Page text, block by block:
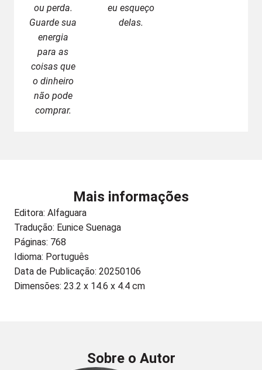
ou perda.
Guarde sua
energia
para as
coisas que
o dinheiro
não pode
comprar.
eu esqueço
delas.
Mais informações
Editora: Alfaguara
Tradução: Eunice Suenaga
Páginas: 768
Idioma: Português
Data de Publicação: 20250106
Dimensões: 23.2 x 14.6 x 4.4 cm
Sobre o Autor